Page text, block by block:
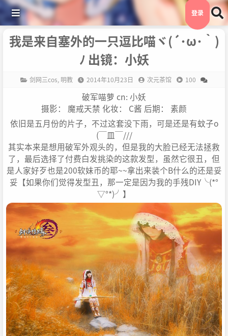
登录
我是来自塞外的一只逗比喵ヾ(´･ω･｀)
ﾉ 出镜：小妖
剑网三cos, 明教 2014年10月23日 次元茶馆 100
破军喵萝 cn: 小妖
摄影： 魔戒天禁 化妆： C酱 后期： 素颜
依旧是五月份的片子，不过这套没下雨，可是还是有蚊子o
(￣皿￣///
其实本来是想用破军外观头的，但是我的大脸已经无法拯救
了，最后选择了付费白发挑染的这款发型，虽然它很丑，但
是人家好歹也是200软妹币的耶~~拿出来装个B什么的还是妥
妥【如果你们觉得发型丑，那一定是因为我的手残DIY╰(*°
▽°*)╯】